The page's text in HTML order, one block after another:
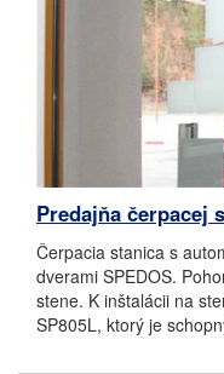
Predajňa čerpacej
Čerpacia stanica s
dverami SPEDOS.
stene. K inštalácii na
SP805L, ktorý je